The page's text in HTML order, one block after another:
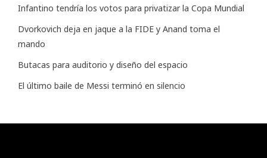
Infantino tendría los votos para privatizar la Copa Mundial
Dvorkovich deja en jaque a la FIDE y Anand toma el
mando
Butacas para auditorio y diseño del espacio
El último baile de Messi terminó en silencio